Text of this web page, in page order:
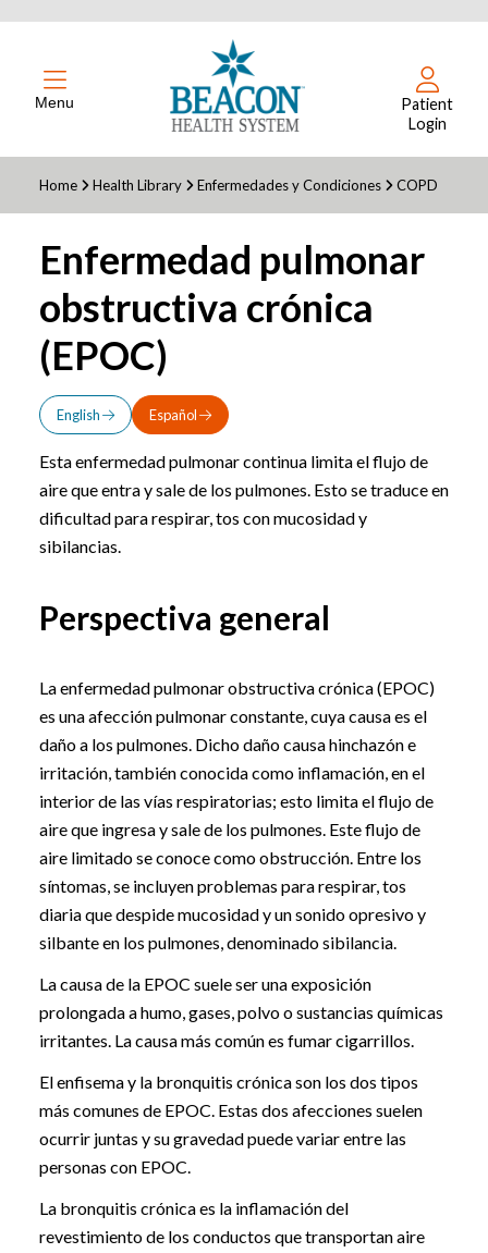
Menu
Patient
Login
Home Health Library Enfermedades y Condiciones COPD
Enfermedad pulmonar
obstructiva crónica
(EPOC)
English Español
Esta enfermedad pulmonar continua limita el flujo de
aire que entra y sale de los pulmones. Esto se traduce en
dificultad para respirar, tos con mucosidad y
sibilancias.
Perspectiva general
La enfermedad pulmonar obstructiva crónica (EPOC)
es una afección pulmonar constante, cuya causa es el
daño a los pulmones. Dicho daño causa hinchazón e
irritación, también conocida como inflamación, en el
interior de las vías respiratorias; esto limita el flujo de
aire que ingresa y sale de los pulmones. Este flujo de
aire limitado se conoce como obstrucción. Entre los
síntomas, se incluyen problemas para respirar, tos
diaria que despide mucosidad y un sonido opresivo y
silbante en los pulmones, denominado sibilancia.
La causa de la EPOC suele ser una exposición
prolongada a humo, gases, polvo o sustancias químicas
irritantes. La causa más común es fumar cigarrillos.
El enfisema y la bronquitis crónica son los dos tipos
más comunes de EPOC. Estas dos afecciones suelen
ocurrir juntas y su gravedad puede variar entre las
personas con EPOC.
La bronquitis crónica es la inflamación del
revestimiento de los conductos que transportan aire